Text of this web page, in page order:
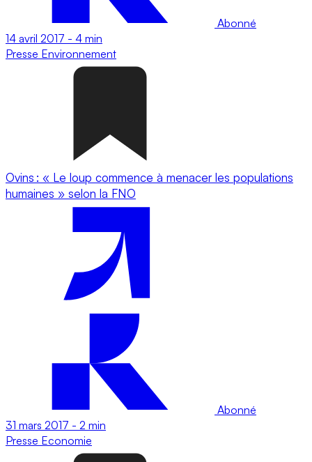
Abonné
14 avril 2017 - 4 min
Presse Environnement
Ovins : « Le loup commence à menacer les populations
humaines » selon la FNO
Abonné
31 mars 2017 - 2 min
Presse Economie